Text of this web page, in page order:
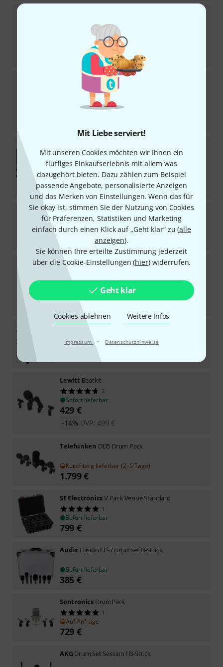
Mit Liebe serviert!
Mit unseren Cookies möchten wir Ihnen ein
fluffiges Einkaufserlebnis mit allem was
dazugehört bieten. Dazu zählen zum Beispiel
passende Angebote, personalisierte Anzeigen
und das Merken von Einstellungen. Wenn das für
Sie okay ist, stimmen Sie der Nutzung von Cookies
für Präferenzen, Statistiken und Marketing
einfach durch einen Klick auf „Geht klar“ zu (alle
anzeigen).
Sie können Ihre erteilte Zustimmung jederzeit
über die Cookie-Einstellungen (hier) widerrufen.
Geht klar
Cookies ablehnen Weitere Infos
Impressum · Datenschutzhinweise
Sofort lieferbar
UVP:704,48 €
DP-Quad
26
Sofort lieferbar
€
4
Sofort lieferbar
1.079 €
UVP:1.199 €
-10%
SE Electronics V Pack Club Standard
Sofort lieferbar
ShureNexadyne Drum Bundle
Sofort lieferbar
UVP:
the t.bone
49
Sofort lieferbar
Lewitt Beatkit
3
Sofort lieferbar
429 €
UVP: 499 €
-14%
Telefunken DD5 Drum Pack
Kurzfristig lieferbar (2–5 Tage)
1.799€
SE ElectronicsV Pack Venue Standard
1
Sofort lieferbar
799 €
Audix Fusion FP-7 Drumset B-Stock
Sofort lieferbar
385 €
Sontronics DrumPack
1
Auf Anfrage
729 €
AKGDrum Set Session I B-Stock